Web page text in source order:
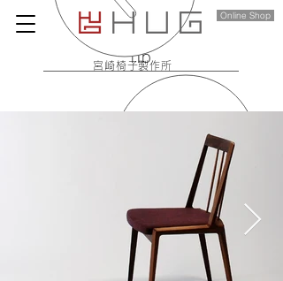
Online Shop
rib
宮崎椅子製作所